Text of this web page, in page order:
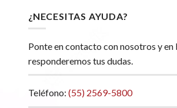
¿NECESITAS AYUDA?
Ponte en contacto con nosotros y en
responderemos tus dudas.
Teléfono: (55) 2569-5800